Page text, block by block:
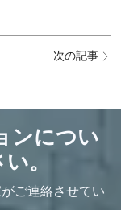
次の記事
ンについ
。
ご連絡させてい